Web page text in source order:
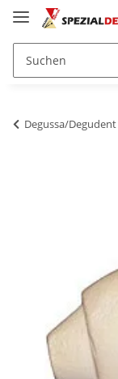
Degussa/Degudent